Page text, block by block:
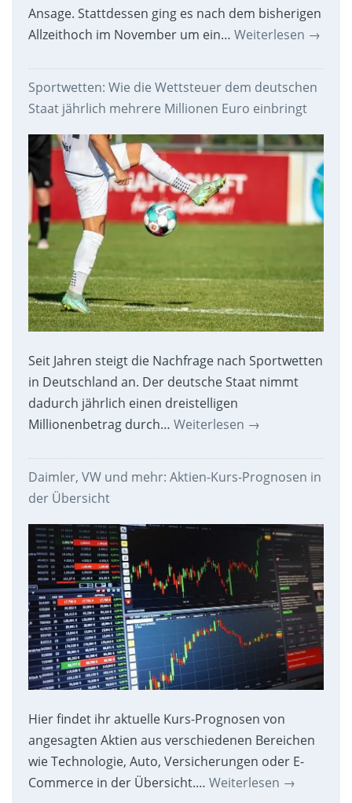
Ansage. Stattdessen ging es nach dem bisherigen
Allzeithoch im November um ein… Weiterlesen →
Sportwetten: Wie die Wettsteuer dem deutschen
Staat jährlich mehrere Millionen Euro einbringt
Seit Jahren steigt die Nachfrage nach Sportwetten
in Deutschland an. Der deutsche Staat nimmt
dadurch jährlich einen dreistelligen
Millionenbetrag durch… Weiterlesen →
Daimler, VW und mehr: Aktien-Kurs-Prognosen in
der Übersicht
Hier findet ihr aktuelle Kurs-Prognosen von
angesagten Aktien aus verschiedenen Bereichen
wie Technologie, Auto, Versicherungen oder E-
Commerce in der Übersicht.… Weiterlesen →